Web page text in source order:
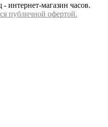
магазин часов.
публичной офертой.